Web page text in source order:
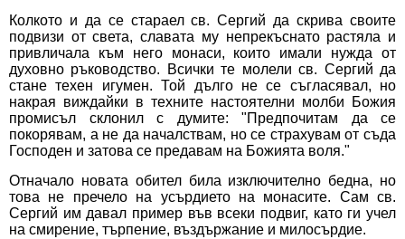
Колкото и да се стараел св. Сергий да скрива своите
подвизи от света, славата му непрекъснато растяла и
привличала към него монаси, които имали нужда от
духовно ръководство. Всички те молели св. Сергий да
стане техен игумен. Той дълго не се съгласявал, но
накрая виждайки в техните настоятелни молби Божия
промисъл склонил с думите: "Предпочитам да се
покорявам, а не да началствам, но се страхувам от съда
Господен и затова се предавам на Божията воля."
Отначало новата обител била изключително бедна, но
това не пречело на усърдието на монасите. Сам св.
Сергий им давал пример във всеки подвиг, като ги учел
на смирение, търпение, въздържание и милосърдие.